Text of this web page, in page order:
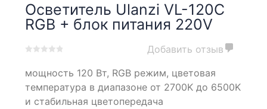
Осветитель Ulanzi VL-120C
RGB + блок питания 220V
out
on
Добавить отзыв
мощность 120 Вт, RGB режим, цветовая
температура в диапазоне от 2700K до 6500K
и стабильная цветопередача